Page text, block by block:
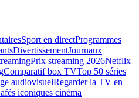
Sport en directProgrammes
DivertissementJournaux
Prix streaming 2026Netflix
Comparatif box TVTop 50 séries
audiovisuelRegarder la TV en
iconiques cinéma